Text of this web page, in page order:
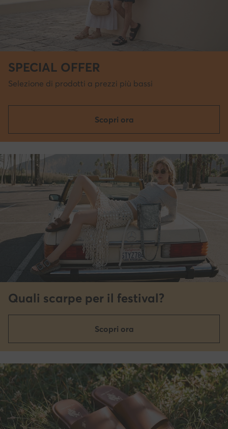
SPECIAL OFFER
Selezione di prodotti a prezzi più bassi
Scopri ora
Quali scarpe per il festival?
Scopri ora